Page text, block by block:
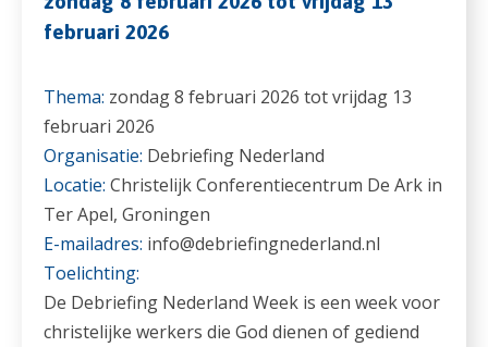
februari 2026
Thema: zondag 8 februari 2026 tot vrijdag 13
februari 2026
Organisatie: Debriefing Nederland
Locatie: Christelijk Conferentiecentrum De Ark in
Ter Apel, Groningen
E-mailadres: info@debriefingnederland.nl
Toelichting:
De Debriefing Nederland Week is een week voor
christelijke werkers die God dienen of gediend